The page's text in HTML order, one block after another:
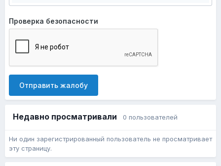
Проверка безопасности
Отправить жалобу
Недавно просматривали 0 пользователей
Ни один зарегистрированный пользователь не просматривает
эту страницу.